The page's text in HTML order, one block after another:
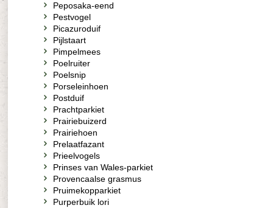
Peposaka-eend
Pestvogel
Picazuroduif
Pijlstaart
Pimpelmees
Poelruiter
Poelsnip
Porseleinhoen
Postduif
Prachtparkiet
Prairiebuizerd
Prairiehoen
Prelaatfazant
Prieelvogels
Prinses van Wales-parkiet
Provencaalse grasmus
Pruimekopparkiet
Purperbuik lori